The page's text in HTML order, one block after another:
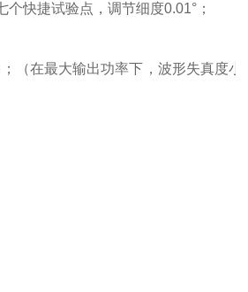
快捷试验点，调节细度0.01°；
（在最大输出功率下，波形失真度小